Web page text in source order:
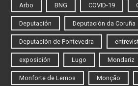
Arbo BNG COVID-19
Deputación Deputación da Coruña
Deputación de Pontevedra
exposición Lugo Mondariz
Monforte de Lemos Monção